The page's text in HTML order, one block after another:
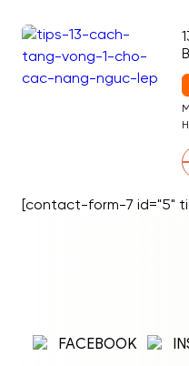
Nhập tên đăng nhập/
[contact-form-7 id="5"
FACEBOOK